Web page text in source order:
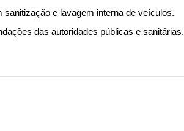
e lavagem interna de veículos.
das autoridades públicas e sanitárias.